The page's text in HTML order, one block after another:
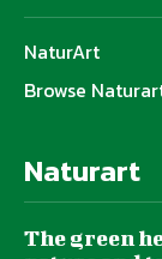
NaturArt
Browse
Naturart
The green